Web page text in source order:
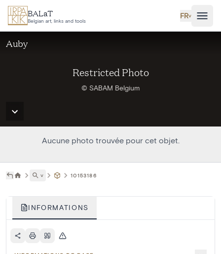
Aller au contenu principal
BALaT
Belgian art, links and tools
FR˅
Restricted Photo
© SABAM Belgium
Auby
Aucune photo trouvée pour cet objet.
˅ 10153186
INFORMATIONS